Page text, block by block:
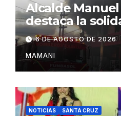
Alcalde Manuel
destaca la
durante la
Barrio Lindo
6 DE AGOSTO DE 2026
MAMANI
NOTICIAS SANTA CRUZ